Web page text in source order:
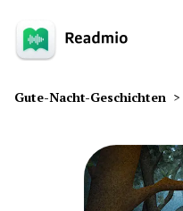
Gute-Nacht-Geschichten >